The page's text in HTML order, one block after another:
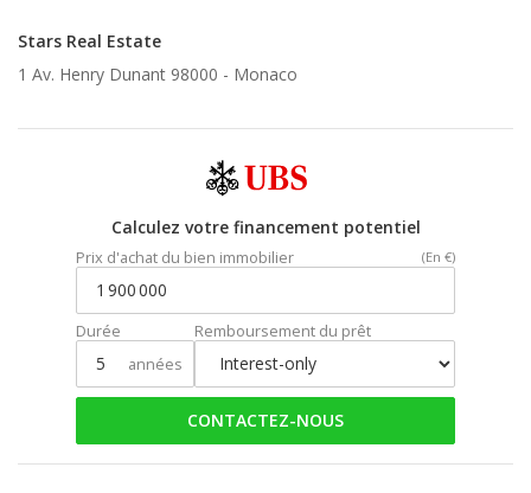
Stars Real Estate
1 Av. Henry Dunant 98000 - Monaco
Calculez votre financement potentiel
Prix d'achat du bien immobilier (En €)
Durée
années
Remboursement du prêt
CONTACTEZ-NOUS